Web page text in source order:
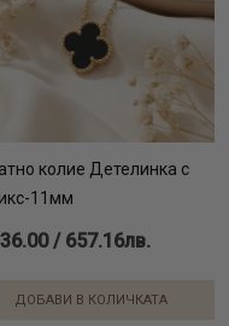
колие Детелинка с
11мм
/ 657.16лв.
ДОБАВИ В КОЛИЧКАТА